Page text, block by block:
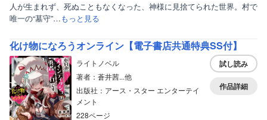
人が生まれず、死ぬこともなくなった、神様に見捨てられた世界。村で
唯一の“墓守”…もっと見る
化け物になろうオンライン【電子書店共通特典SS付】
ライトノベル
著者：蒼井茜...他
出版社：アース・スター エンターテイ
メント
228ページ
試し読み
作品詳細